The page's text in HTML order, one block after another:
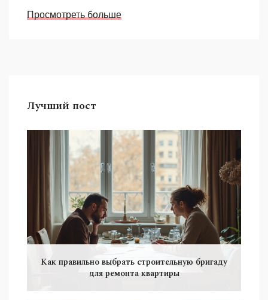
Также представлены практические советы по
Просмотреть больше
Лучший пост
Как правильно выбрать строительную бригаду
для ремонта квартиры